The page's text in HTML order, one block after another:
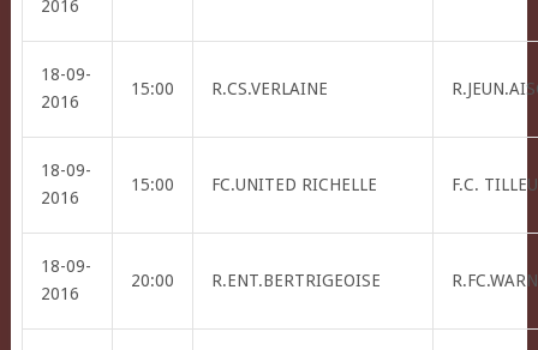
2016
18-09-
2016
15:00 R.CS.VERLAINE
18-09-
2016
15:00 FC.UNITED RICHELLE F.C.
18-09-
2016
20:00 R.ENT.BERTRIGEOISE